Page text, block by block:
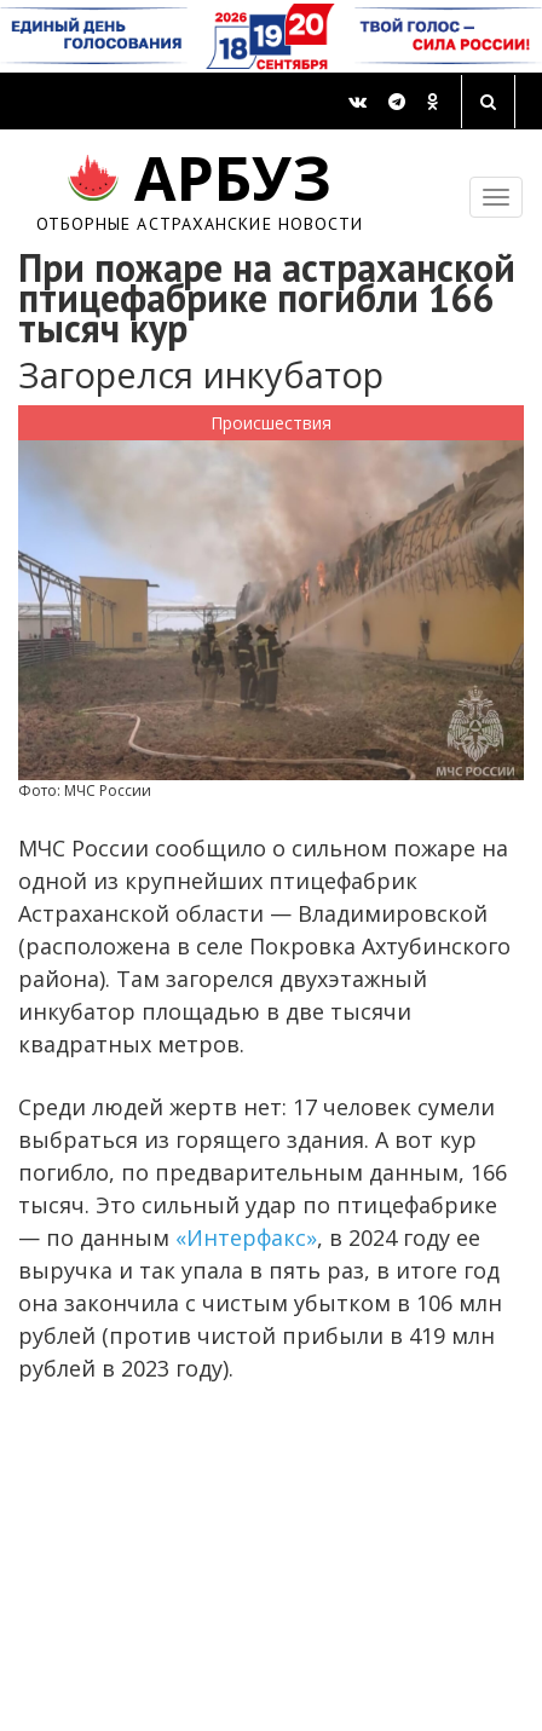
АРБУЗ
ОТБОРНЫЕ АСТРАХАНСКИЕ НОВОСТИ
При пожаре на астраханской
птицефабрике погибли 166
тысяч кур
Загорелся инкубатор
Происшествия
Фото: МЧС России
МЧС России сообщило о сильном пожаре на
одной из крупнейших птицефабрик
Астраханской области — Владимировской
(расположена в селе Покровка Ахтубинского
района). Там загорелся двухэтажный
инкубатор площадью в две тысячи
квадратных метров.
Среди людей жертв нет: 17 человек сумели
выбраться из горящего здания. А вот кур
погибло, по предварительным данным, 166
тысяч. Это сильный удар по птицефабрике
— по данным «Интерфакс», в 2024 году ее
выручка и так упала в пять раз, в итоге год
она закончила с чистым убытком в 106 млн
рублей (против чистой прибыли в 419 млн
рублей в 2023 году).